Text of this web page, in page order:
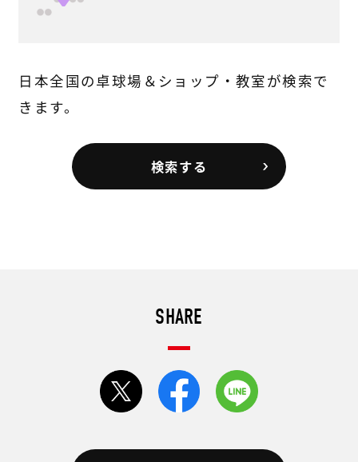
日本全国の卓球場＆ショップ・教室が検索で
きます。
検索する
SHARE